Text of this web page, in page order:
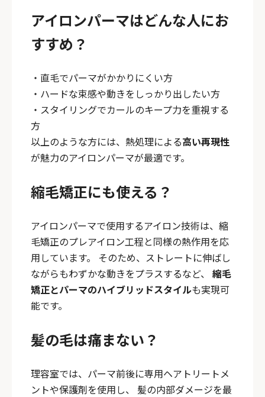
アイロンパーマはどんな人にお
すすめ？
・直毛でパーマがかかりにくい方
・ハードな束感や動きをしっかり出したい方
・スタイリングでカールのキープ力を重視する
方
以上のような方には、熱処理による高い再現性
が魅力のアイロンパーマが最適です。
縮毛矯正にも使える？
アイロンパーマで使用するアイロン技術は、縮
毛矯正のプレアイロン工程と同様の熱作用を応
用しています。 そのため、ストレートに伸ばし
ながらもわずかな動きをプラスするなど、 縮毛
矯正とパーマのハイブリッドスタイルも実現可
能です。
髪の毛は痛まない？
理容室では、パーマ前後に専用ヘアトリートメ
ントや保護剤を使用し、 髪の内部ダメージを最